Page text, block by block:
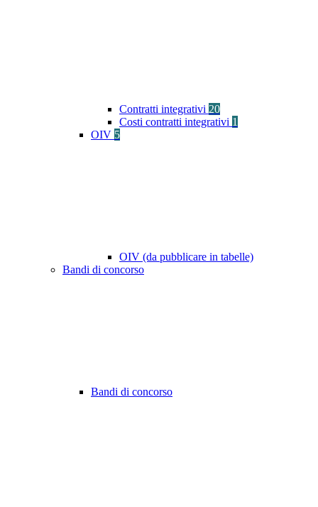
Contratti integrativi 20
Costi contratti integrativi 1
OIV 5
OIV (da pubblicare in tabelle)
Bandi di concorso
Bandi di concorso